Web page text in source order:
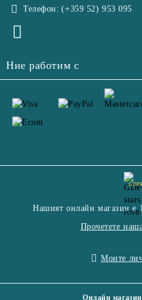
Телефон: (+359 52) 953 095
Ние работим с
Нашият онлайн магазин е
Прочетете
Моите
Онлайн